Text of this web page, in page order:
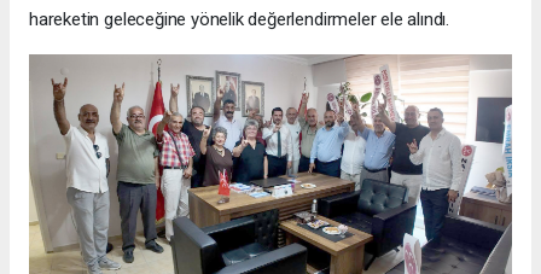
hareketin geleceğine yönelik değerlendirmeler ele alındı.